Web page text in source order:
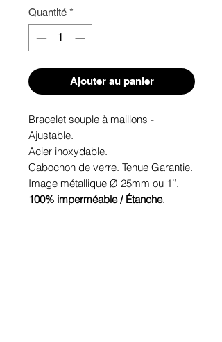
Quantité *
Ajouter au panier
Bracelet souple à maillons -
Ajustable.
Acier inoxydable.
Cabochon de verre. Tenue Garantie.
Image métallique Ø 25mm ou 1’’,
100% imperméable / Étanche.